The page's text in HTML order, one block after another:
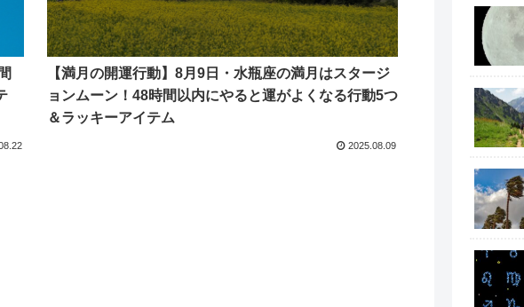
【満月の開運行動】8月9日・水瓶座の満月はスタージ
ョンムーン！48時間以内にやると運がよくなる行動5つ
＆ラッキーアイテム
2025.08.09